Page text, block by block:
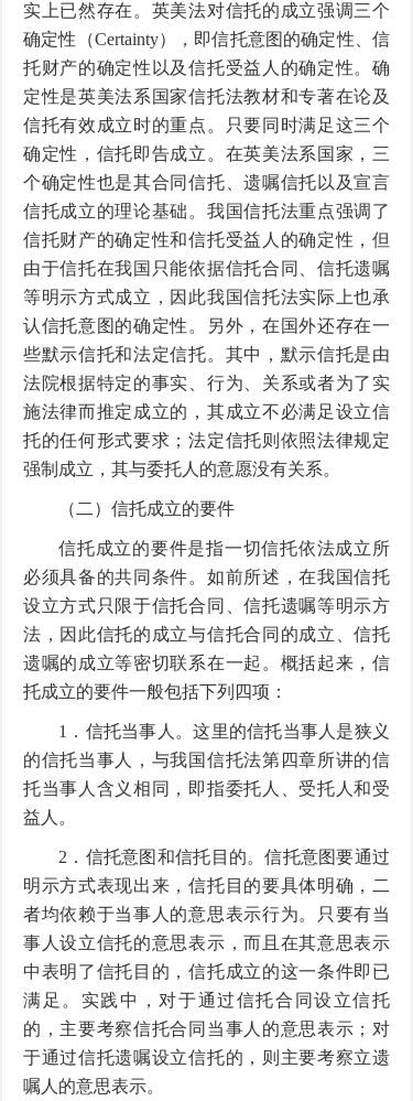
实上已然存在。英美法对信托的成立强调三个
确定性（Certainty），即信托意图的确定性、信
托财产的确定性以及信托受益人的确定性。确
定性是英美法系国家信托法教材和专著在论及
信托有效成立时的重点。只要同时满足这三个
确定性，信托即告成立。在英美法系国家，三
个确定性也是其合同信托、遗嘱信托以及宣言
信托成立的理论基础。我国信托法重点强调了
信托财产的确定性和信托受益人的确定性，但
由于信托在我国只能依据信托合同、信托遗嘱
等明示方式成立，因此我国信托法实际上也承
认信托意图的确定性。另外，在国外还存在一
些默示信托和法定信托。其中，默示信托是由
法院根据特定的事实、行为、关系或者为了实
施法律而推定成立的，其成立不必满足设立信
托的任何形式要求；法定信托则依照法律规定
强制成立，其与委托人的意愿没有关系。
（二）信托成立的要件
信托成立的要件是指一切信托依法成立所
必须具备的共同条件。如前所述，在我国信托
设立方式只限于信托合同、信托遗嘱等明示方
法，因此信托的成立与信托合同的成立、信托
遗嘱的成立等密切联系在一起。概括起来，信
托成立的要件一般包括下列四项：
1．信托当事人。这里的信托当事人是狭义
的信托当事人，与我国信托法第四章所讲的信
托当事人含义相同，即指委托人、受托人和受
益人。
2．信托意图和信托目的。信托意图要通过
明示方式表现出来，信托目的要具体明确，二
者均依赖于当事人的意思表示行为。只要有当
事人设立信托的意思表示，而且在其意思表示
中表明了信托目的，信托成立的这一条件即已
满足。实践中，对于通过信托合同设立信托
的，主要考察信托合同当事人的意思表示；对
于通过信托遗嘱设立信托的，则主要考察立遗
嘱人的意思表示。